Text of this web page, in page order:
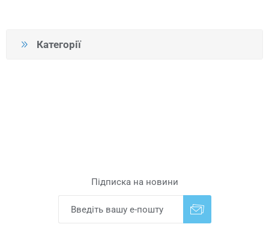
Категорії
Підписка на новини